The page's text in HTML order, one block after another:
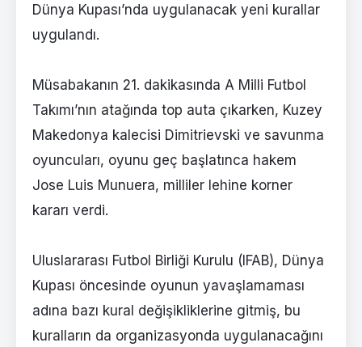
Dünya Kupası’nda uygulanacak yeni kurallar
uygulandı.
Müsabakanın 21. dakikasında A Milli Futbol
Takımı’nın atağında top auta çıkarken, Kuzey
Makedonya kalecisi Dimitrievski ve savunma
oyuncuları, oyunu geç başlatınca hakem
Jose Luis Munuera, milliler lehine korner
kararı verdi.
Uluslararası Futbol Birliği Kurulu (IFAB), Dünya
Kupası öncesinde oyunun yavaşlamaması
adına bazı kural değişikliklerine gitmiş, bu
kuralların da organizasyonda uygulanacağını